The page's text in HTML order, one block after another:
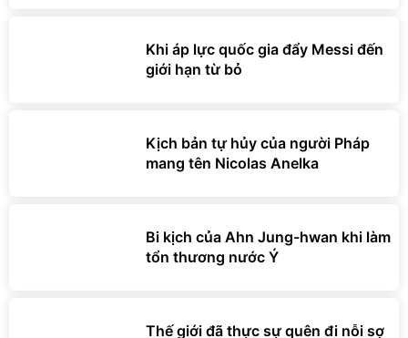
Khi áp lực quốc gia đẩy Messi đến
giới hạn từ bỏ
Kịch bản tự hủy của người Pháp
mang tên Nicolas Anelka
Bi kịch của Ahn Jung-hwan khi làm
tổn thương nước Ý
Thế giới đã thực sự quên đi nỗi sợ